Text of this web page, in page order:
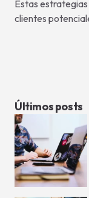
Estas
clientes
Últimos posts